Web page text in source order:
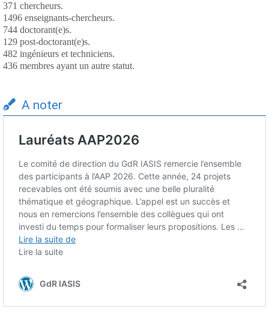
371 chercheurs.
1496 enseignants-chercheurs.
744 doctorant(e)s.
129 post-doctorant(e)s.
482 ingénieurs et techniciens.
436 membres ayant un autre statut.
A noter